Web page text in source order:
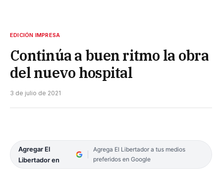
EDICIÓN IMPRESA
Continúa a buen ritmo la obra
del nuevo hospital
3 de julio de 2021
Agregar El
Libertador en
Agrega El Libertador a tus medios
preferidos en Google